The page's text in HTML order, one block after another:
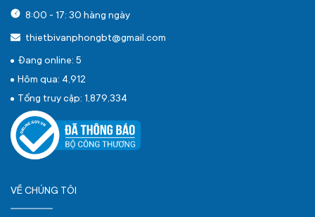
8:00 - 17: 30 hàng ngày
thietbivanphongbt@gmail.com
Đang online: 5
Hôm qua: 4,912
Tổng truy cập: 1,879,334
VỀ CHÚNG TÔI